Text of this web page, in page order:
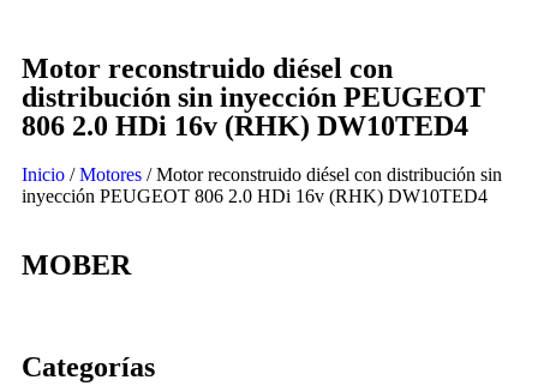
Motor reconstruido diésel con
distribución sin inyección PEUGEOT
806 2.0 HDi 16v (RHK) DW10TED4
Inicio /Motores / Motor reconstruido diésel con distribución sin
inyección PEUGEOT 806 2.0 HDi 16v (RHK) DW10TED4
MOBER
Categorías